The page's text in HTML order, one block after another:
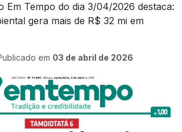
Em Tempo do dia 3/04/2026 destaca:
gera mais de R$ 32 mi em
em 03 de abril de 2026